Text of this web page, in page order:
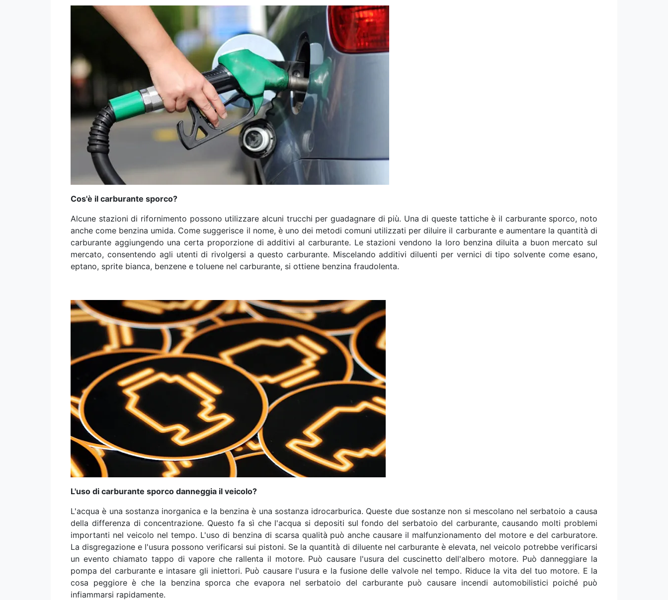
Cos'è il carburante sporco?
Alcune stazioni di rifornimento possono utilizzare alcuni trucchi per guadagnare di più. Una di queste tattiche è il carburante sporco, noto
anche come benzina umida. Come suggerisce il nome, è uno dei metodi comuni utilizzati per diluire il carburante e aumentare la quantità di
carburante aggiungendo una certa proporzione di additivi al carburante. Le stazioni vendono la loro benzina diluita a buon mercato sul
mercato, consentendo agli utenti di rivolgersi a questo carburante. Miscelando additivi diluenti per vernici di tipo solvente come esano,
eptano, sprite bianca, benzene e toluene nel carburante, si ottiene benzina fraudolenta.
L'uso di carburante sporco danneggia il veicolo?
L'acqua è una sostanza inorganica e la benzina è una sostanza idrocarburica. Queste due sostanze non si mescolano nel serbatoio a causa
della differenza di concentrazione. Questo fa sì che l'acqua si depositi sul fondo del serbatoio del carburante, causando molti problemi
importanti nel veicolo nel tempo. L'uso di benzina di scarsa qualità può anche causare il malfunzionamento del motore e del carburatore.
La disgregazione e l'usura possono verificarsi sui pistoni. Se la quantità di diluente nel carburante è elevata, nel veicolo potrebbe verificarsi
un evento chiamato tappo di vapore che rallenta il motore. Può causare l'usura del cuscinetto dell'albero motore. Può danneggiare la
pompa del carburante e intasare gli iniettori. Può causare l'usura e la fusione delle valvole nel tempo. Riduce la vita del tuo motore. E la
cosa peggiore è che la benzina sporca che evapora nel serbatoio del carburante può causare incendi automobilistici poiché può
infiammarsi rapidamente.